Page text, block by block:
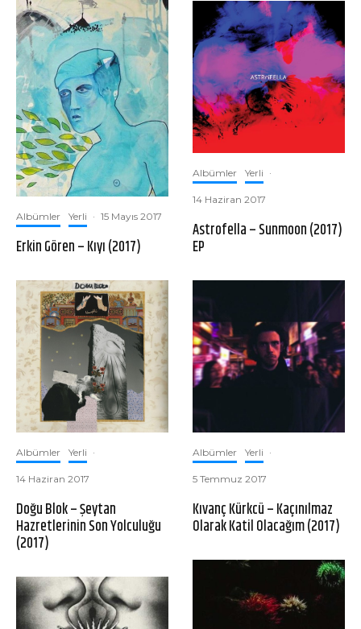
Albümler Yerli · 15 Mayıs 2017
Erkin Gören – Kıyı (2017)
Albümler Yerli ·
14 Haziran 2017
Doğu Blok – Şeytan
Hazretlerinin Son Yolculuğu
(2017)
Albümler Yerli ·
14 Haziran 2017
Astrofella – Sunmoon (2017)
EP
Albümler Yerli ·
5 Temmuz 2017
Kıvanç Kürkcü – Kaçınılmaz
Olarak Katil Olacağım (2017)